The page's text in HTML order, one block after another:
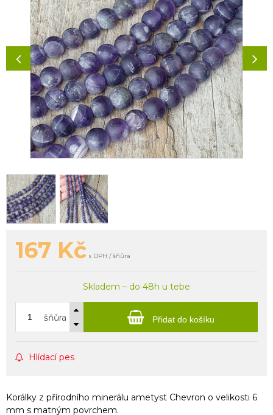
167 Kč s DPH / šňůra
Skladem – do 48h u tebe
šňůra Přidat do košíku
Hlídací pes
Korálky z přírodního minerálu ametyst Chevron o velikosti 6
mm s matným povrchem.